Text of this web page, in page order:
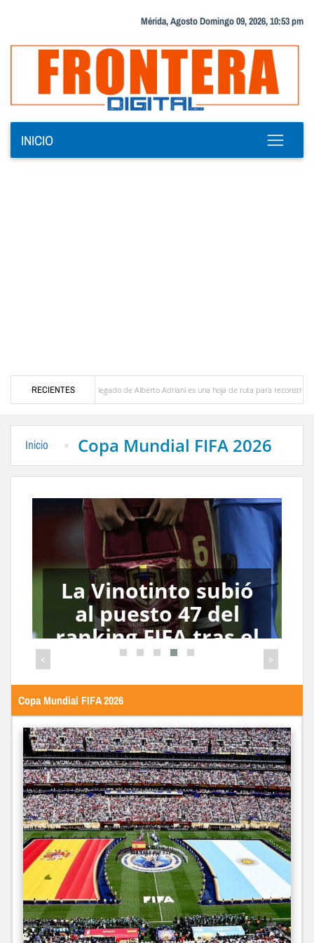
Mérida, Agosto Domingo 09, 2026, 10:53 pm
INICIO
RECIENTES
Adriani es una hoja de ruta para reconstruir Venezuela”
Dirigente nacional
Inicio Copa Mundial FIFA 2026
La Vinotinto subió
al puesto 47 del
ranking FIFA tras el
Mundial de 2026
Dos muertos, más
de 80 heridos y 12
detenidos dejaron
las celebraciones
del Mundial en
España
< >
Copa Mundial FIFA 2026